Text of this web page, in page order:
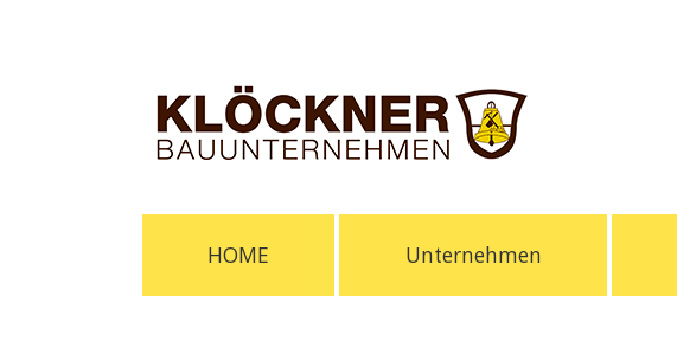
überspringen
HOME Unternehmen